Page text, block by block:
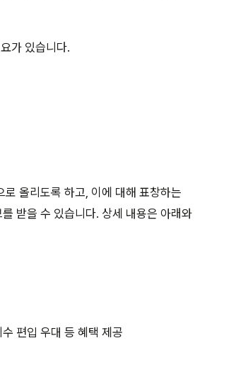
가 있습니다.
로 올리도록 하고, 이에 대해 표창하는
받을 수 있습니다. 상세 내용은 아래와
편입 우대 등 혜택 제공